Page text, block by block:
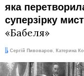
яка
суперзірку
«Бабеля»
Автори:
Сергій Пивоваров , Катерина
Дата: